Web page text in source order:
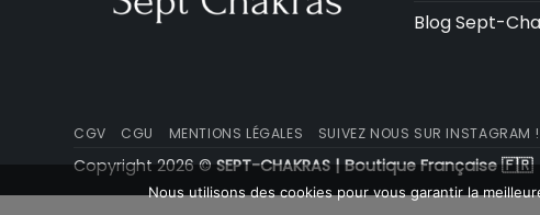
Blog Sept-
CGV CGU MENTIONS LÉGALES SUIVEZ NOUS SUR INSTAGRAM
Copyright 2026 © SEPT-CHAKRAS | Boutique Française 🇫🇷
Nous utilisons des cookies pour vous garantir la